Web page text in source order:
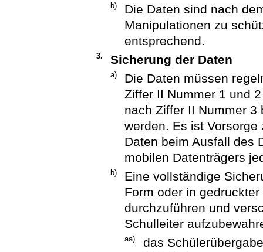
b)
Die Daten sind nach
Manipulationen zu
entsprechend.
3. Sicherung der Daten
a)
Die Daten müssen
Ziffer II Nummer 1 und
nach Ziffer II Nummer
werden. Es ist
Daten beim Ausfall des
mobilen Datenträgers
b)
Eine vollständige
Form oder in
durchzuführen und
Schulleiter
aa)
das